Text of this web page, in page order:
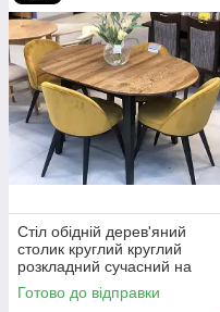
Стіл обідній дерев'яний
столик круглий круглий
розкладний сучасний на
кухню Женова
мм
Готово до відправки